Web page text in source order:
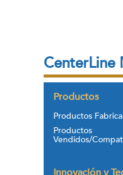
CenterLine
Productos
Productos
Productos
Vendidos/